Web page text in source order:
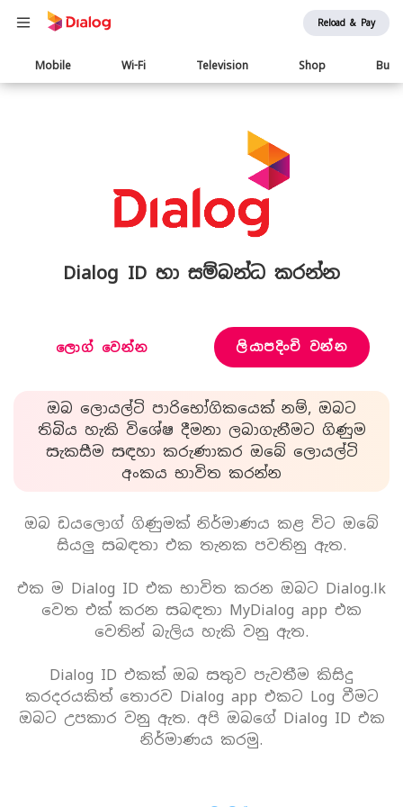
Reload & Pay
Main
navigation
Mobile Wi-Fi Television Shop
Dialog ID හා සම්බන්ධ කරන්න
ලොග් වෙන්න ලියාපදිංචි වන්න
ඔබ ලොයල්ටි පාරිභෝගිකයෙක් නම්, ඔබට
තිබිය හැකි විශේෂ දීමනා ලබාගැනීමට ගිණුම
සැකසීම සඳහා කරුණාකර ඔබේ ලොයල්ටි
අංකය භාවිත කරන්න
ඔබ ඩයලොග් ගිණුමක් නිර්මාණය කළ විට ඔබේ
සියලු සබඳතා එක තැනක පවතිනු ඇත.
එක ම Dialog ID එක භාවිත කරන ඔබට Dialog.lk
වෙත එක් කරන සබඳතා MyDialog app එක
වෙතින් බැලිය හැකි වනු ඇත.
Dialog ID එකක් ඔබ සතුව පැවතීම කිසිදු
කරදරයකිත් තොරව Dialog app එකට Log වීමට
ඔබට උපකාර වනු ඇත. අපි ඔබගේ Dialog ID එක
නිර්මාණය කරමු.